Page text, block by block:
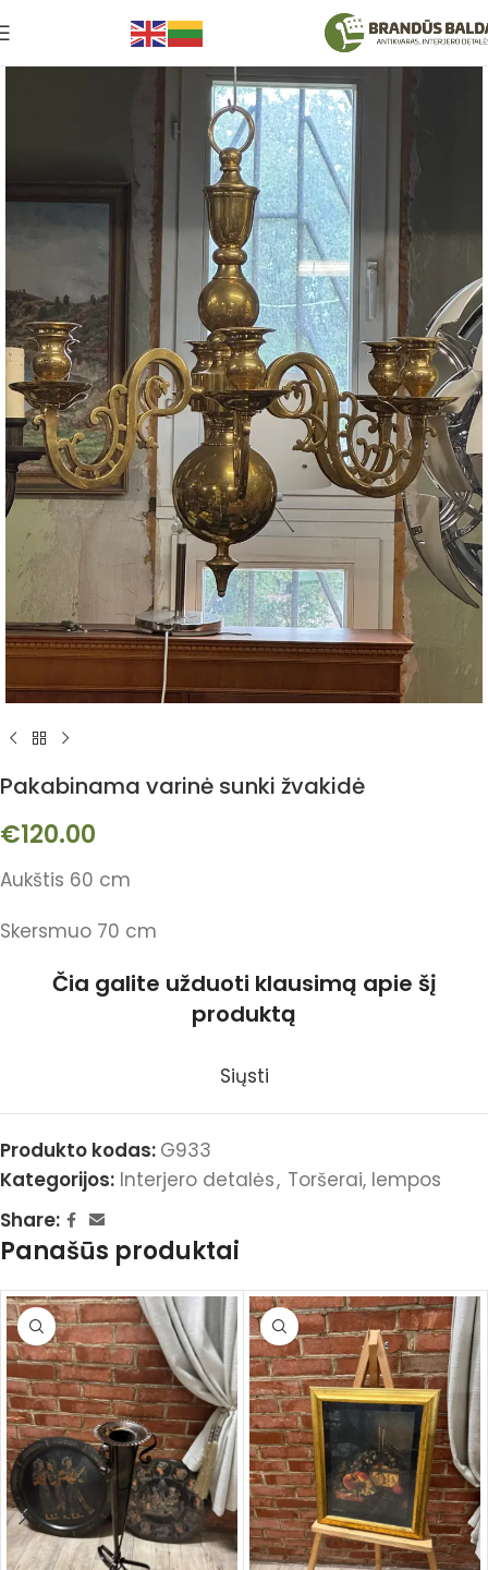
Pakabinama varinė sunki žvakidė
€120.00
Aukštis 60 cm
Skersmuo 70 cm
Čia galite užduoti klausimą apie šį
produktą
Siųsti
Produkto kodas: G933
Kategorijos: Interjero detalės, Toršerai, lempos
Share:
Panašūs produktai